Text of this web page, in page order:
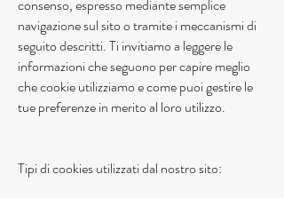
consenso, espresso mediante semplice
navigazione sul sito o tramite i meccanismi di
seguito descritti. Ti invitiamo a leggere le
informazioni che seguono per capire meglio
che cookie utilizziamo e come puoi gestire le
tue preferenze in merito al loro utilizzo.
Tipi di cookies utilizzati dal nostro sito: